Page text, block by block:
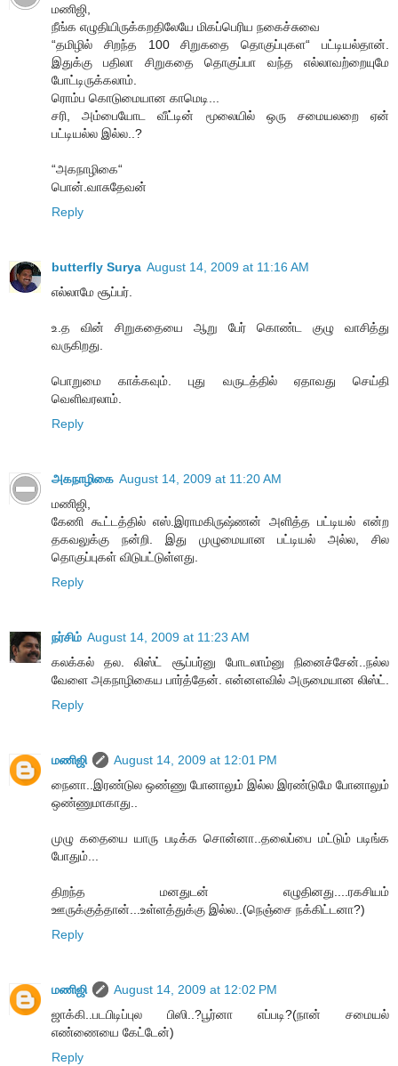
மணிஜி,
நீங்க எழுதியிருக்கறதிலேயே மிகப்பெரிய நகைச்சுவை
“தமிழில் சிறந்த 100 சிறுகதை தொகுப்புகள“ பட்டியல்தான்.
இதுக்கு பதிலா சிறுகதை தொகுப்பா வந்த எல்லாவற்றையுமே
போட்டிருக்கலாம்.
ரொம்ப கொடுமையான காமெடி...
சரி, அம்பையோட வீட்டின் மூலையில் ஒரு சமையலறை ஏன்
பட்டியல்ல இல்ல..?
“அகநாழிகை“
பொன்.வாசுதேவன்
Reply
butterfly Surya August 14, 2009 at 11:16 AM
எல்லாமே சூப்பர்.
உ.த வின் சிறுகதையை ஆறு பேர் கொண்ட குழு வாசித்து
வருகிறது.
பொறுமை காக்கவும். புது வருடத்தில் ஏதாவது செய்தி
வெளிவரலாம்.
Reply
அகநாழிகை August 14, 2009 at 11:20 AM
மணிஜி,
கேணி கூட்டத்தில் எஸ்.இராமகிருஷ்ணன் அளித்த பட்டியல் என்ற
தகவலுக்கு நன்றி. இது முழுமையான பட்டியல் அல்ல, சில
தொகுப்புகள் விடுபட்டுள்ளது.
Reply
நர்சிம் August 14, 2009 at 11:23 AM
கலக்கல் தல. லிஸ்ட் சூப்பர்னு போடலாம்னு நினைச்சேன்..நல்ல
வேளை அகநாழிகைய பார்த்தேன். என்னளவில் அருமையான லிஸ்ட்.
Reply
மணிஜி
August 14, 2009 at 12:01 PM
நைனா..இரண்டுல ஒண்ணு போனாலும் இல்ல இரண்டுமே போனாலும்
ஒண்ணுமாகாது..
முழு கதையை யாரு படிக்க சொன்னா..தலைப்பை மட்டும் படிங்க
போதும்...
திறந்த மனதுடன் எழுதினது....ரகசியம்
ஊருக்குத்தான்...உள்ளத்துக்கு இல்ல..(நெஞ்சை நக்கிட்டனா?)
Reply
மணிஜி
August 14, 2009 at 12:02 PM
ஜாக்கி..படபிடிப்புல பிஸி..?பூர்னா எப்படி?(நான் சமையல்
எண்ணையை கேட்டேன்)
Reply